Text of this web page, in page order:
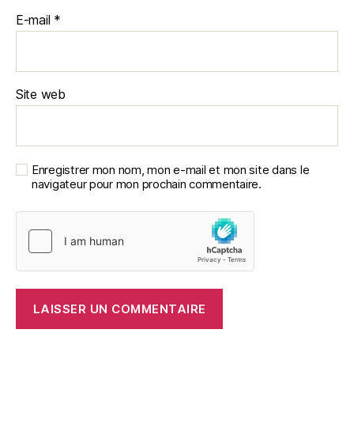
E-mail *
Site web
Enregistrer mon nom, mon e-mail et mon site dans le
navigateur pour mon prochain commentaire.